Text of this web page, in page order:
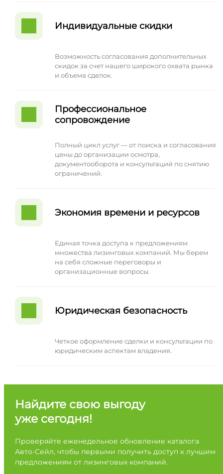
Индивидуальные скидки
Возможность согласования дополнительных
скидок за счет нашего широкого охвата рынка
и объема сделок.
Профессиональное
сопровождение
Полный цикл услуг — от поиска и согласования
цены до организации осмотра,
документооборота и консультаций по снятию
ограничений.
Экономия времени и ресурсов
Единая точка доступа к предложениям
множества лизинговых компаний. Мы берем
на себя сложные переговоры и
организационные вопросы.
Юридическая безопасность
Четкое оформление сделки и консультации по
юридическим аспектам владения.
Найдите свою выгоду
уже сегодня!
Проверяйте еженедельное обновление каталога
Авто-Сейл, чтобы первыми получить доступ к лучшим
предложениям от лизинговых компаний.